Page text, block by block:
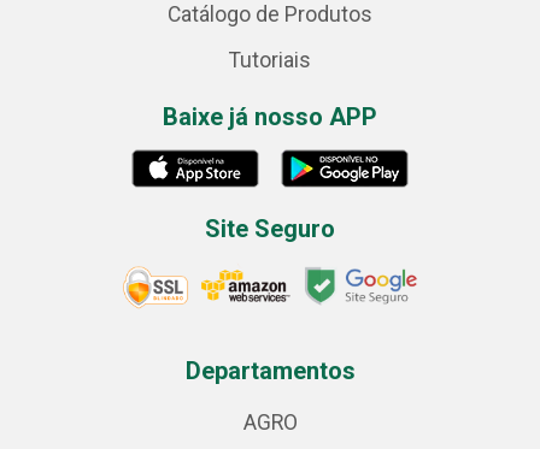
Catálogo de Produtos
Tutoriais
Baixe já nosso APP
Site Seguro
Departamentos
AGRO